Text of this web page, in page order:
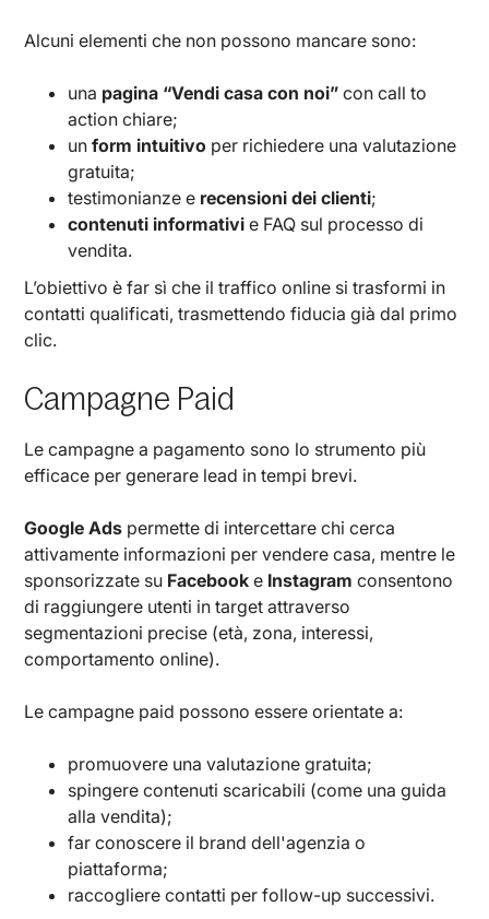
Alcuni elementi che non possono mancare sono:
una pagina “Vendi casa con noi” con call to
action chiare;
unform intuitivo per richiedere una valutazione
gratuita;
testimonianze e recensioni dei clienti;
contenuti informativie FAQ sul processo di
vendita.
L’obiettivo è far sì che il traffico online si trasformi in
contatti qualificati, trasmettendo fiducia già dal primo
clic.
Campagne Paid
Le campagne a pagamento sono lo strumento più
efficace per generare lead in tempi brevi.
Google Ads permette di intercettare chi cerca
attivamente informazioni per vendere casa, mentre le
sponsorizzate su Facebook e Instagramconsentono
di raggiungere utenti in target attraverso
segmentazioni precise (età, zona, interessi,
comportamento online).
Le campagne paid possono essere orientate a:
promuovere una valutazione gratuita;
spingere contenuti scaricabili (come una guida
alla vendita);
far conoscere il brand dell'agenzia o
piattaforma;
raccogliere contatti per follow-up successivi.